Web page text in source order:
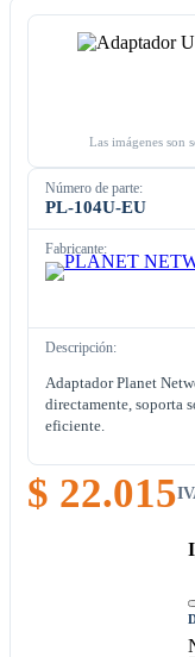
Las imágenes son
Número de parte:
PL-104U-EU
Fabricante:
Descripción:
Adaptador Planet
directamente, soporta
eficiente.
$ 22.015